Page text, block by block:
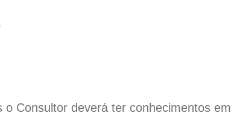
o Consultor deverá ter conhecimentos em